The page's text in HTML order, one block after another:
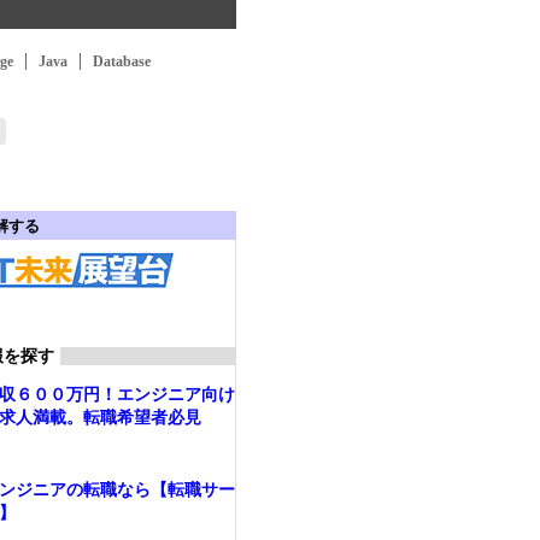
Java Database
する
探す
６００万円！エンジニア向け
人満載。転職希望者必見
ジニアの転職なら【転職サー